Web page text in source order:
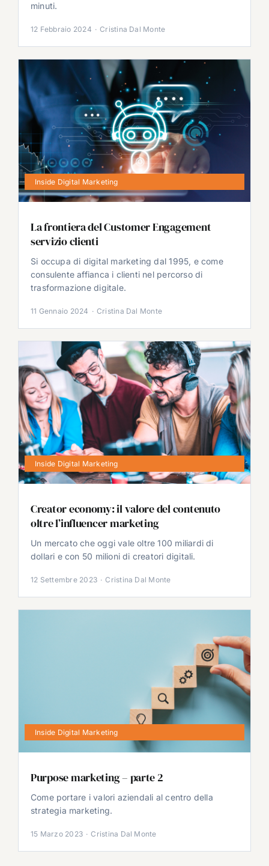
minuti.
12 Febbraio 2024 · Cristina Dal Monte
Inside Digital Marketing
La frontiera del Customer Engagement
servizio clienti
Si occupa di digital marketing dal 1995, e come
consulente affianca i clienti nel percorso di
trasformazione digitale.
11 Gennaio 2024 · Cristina Dal Monte
Inside Digital Marketing
Creator economy: il valore del contenuto
oltre l’influencer marketing
Un mercato che oggi vale oltre 100 miliardi di
dollari e con 50 milioni di creatori digitali.
12 Settembre 2023 · Cristina Dal Monte
Inside Digital Marketing
Purpose marketing – parte 2
Come portare i valori aziendali al centro della
strategia marketing.
15 Marzo 2023 · Cristina Dal Monte